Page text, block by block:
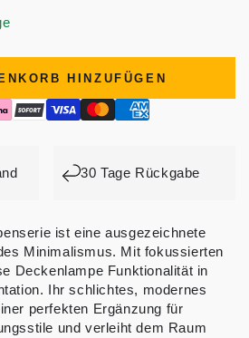
HINZUFÜGEN
30 Tage Rückgabe
ist eine ausgezeichnete
Minimalismus. Mit fokussierten
Deckenlampe Funktionalität in
Ihr schlichtes, modernes
perfekten Ergänzung für
und verleiht dem Raum